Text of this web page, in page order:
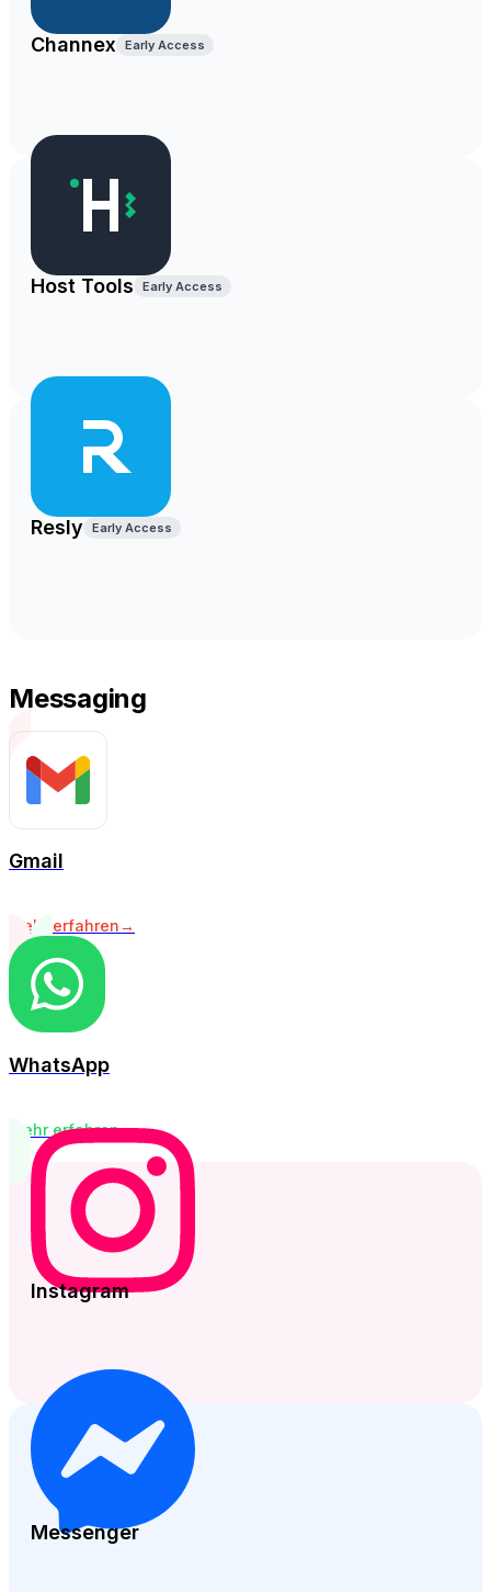
Channex Early Access
Host Tools Early Access
Resly Early Access
Messaging
Gmail
Mehr erfahren→
WhatsApp
Mehr erfahren→
Instagram
Messenger